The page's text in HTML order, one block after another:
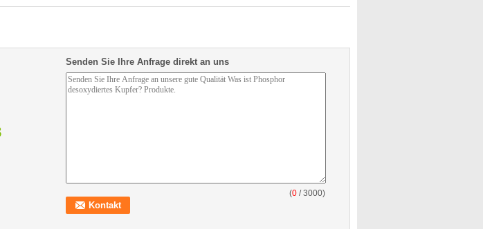
Senden Sie Ihre Anfrage direkt an uns
(0 / 3000)